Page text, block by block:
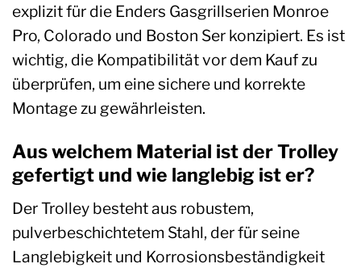
explizit für die Enders Gasgrillserien Monroe
Pro, Colorado und Boston Ser konzipiert. Es ist
wichtig, die Kompatibilität vor dem Kauf zu
überprüfen, um eine sichere und korrekte
Montage zu gewährleisten.
Aus welchem Material ist der Trolley
gefertigt und wie langlebig ist er?
Der Trolley besteht aus robustem,
pulverbeschichtetem Stahl, der für seine
Langlebigkeit und Korrosionsbeständigkeit